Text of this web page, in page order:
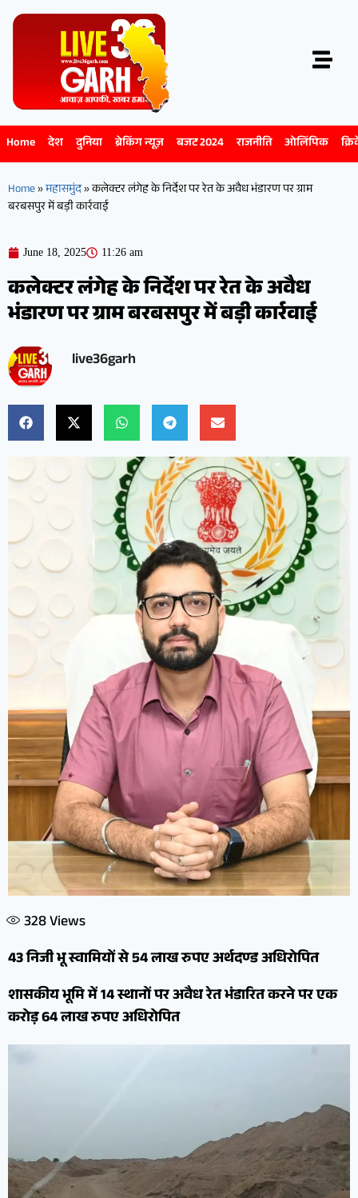
Home देश दुनिया ब्रेकिंग न्यूज़ बजट 2024 राजनीति ओलिंपिक
Home»महासमुंद»कलेक्टर लंगेह के निर्देश पर रेत के अवैध भंडारण पर ग्राम
बरबसपुर में बड़ी कार्रवाई
June 18, 2025 11:26 am
कलेक्टर लंगेह के निर्देश पर रेत के अवैध
भंडारण पर ग्राम बरबसपुर में बड़ी कार्रवाई
live36garh
328Views
43 निजी भू स्वामियों से 54 लाख रुपए अर्थदण्ड अधिरोपित
शासकीय भूमि में 14 स्थानों पर अवैध रेत भंडारित करने पर एक
करोड़ 64 लाख रुपए अधिरोपित